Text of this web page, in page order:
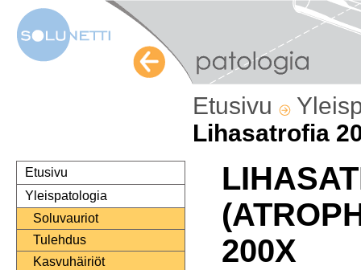
Etusivu
Lihasatrofia
Etusivu
Yleispatologia
Soluvauriot
Tulehdus
Kasvuhäiriöt
200X